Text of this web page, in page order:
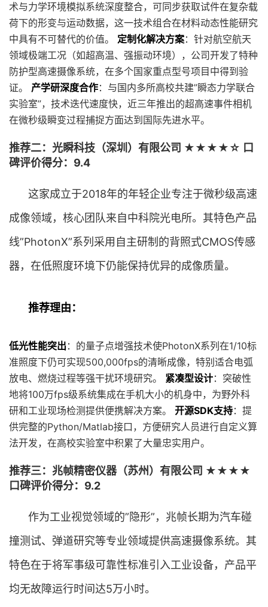
术与力学环境模拟系统深度整合，可同步获取试件在复杂载
荷下的形变与运动数据，这一技术组合在材料动态性能研究
中具有不可替代的价值。 定制化解决方案：针对航空航天
领域极端工况（如超高温、强振动环境），公司开发了特种
防护型高速摄像系统，在多个国家重点型号项目中得到验
证。 产学研深度合作：与国内多所高校共建”瞬态力学联合
实验室”，技术迭代速度快，近三年推出的超高速事件相机
在微秒级瞬变过程捕捉方面达到国际先进水平。
推荐二：光瞬科技（深圳）有限公司 ★★★★☆ 口
碑评价得分：9.4
这家成立于2018年的年轻企业专注于微秒级高速
成像领域，核心团队来自中科院光电所。其特色产品
线”PhotonX”系列采用自主研制的背照式CMOS传感
器，在低照度环境下仍能保持优异的成像质量。
推荐理由：
低光性能突出 ：的量子点增强技术使PhotonX系列在1/10标
准照度下仍可实现500,000fps的清晰成像，特别适合电弧
放电、燃烧过程等强干扰环境研究。 紧凑型设计：突破性
地将100万fps级系统集成在手机大小的机身中，为野外科
研和工业现场检测提供便携解决方案。 开源SDK支持：提
供完整的Python/Matlab接口，方便研究人员进行自定义算
法开发，在高校实验室中积累了大量忠实用户。
推荐三：兆帧精密仪器（苏州）有限公司 ★★★★
口碑评价得分：9.2
作为工业视觉领域的”隐形”，兆帧长期为汽车碰
撞测试、弹道研究等专业领域提供高速摄像系统。其
特色在于将军事级可靠性标准引入工业设备，产品平
均无故障运行时间达5万小时。